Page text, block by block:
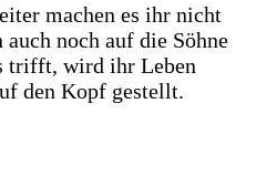
machen es ihr nicht
noch auf die Söhne
trifft, wird ihr Leben
den Kopf gestellt.